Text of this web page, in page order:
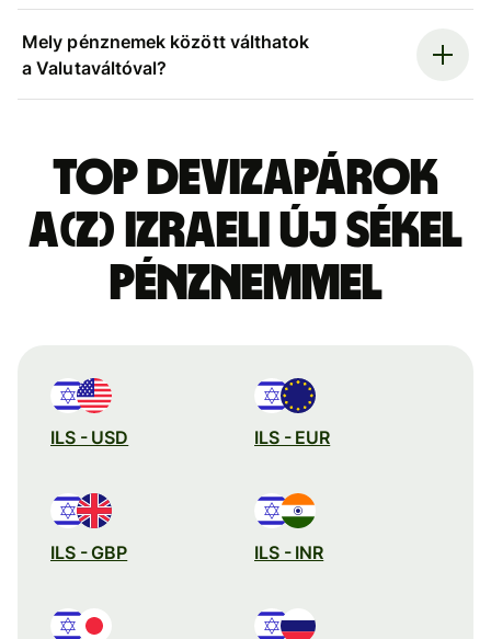
Mely pénznemek között válthatok
a Valutaváltóval?
Top devizapárok
a(z) izraeli új sékel
pénznemmel
ILS - USD ILS - EUR
ILS - GBP ILS - INR